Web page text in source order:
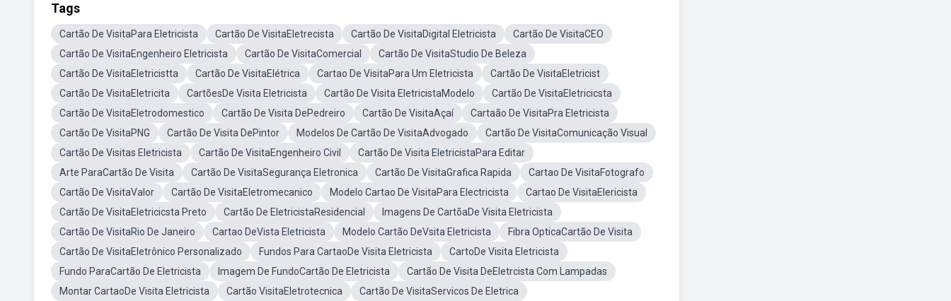
Tags
Cartão De VisitaPara Eletricista Cartão De VisitaEletrecista Cartão De VisitaDigital Eletricista
Cartão De VisitaCEO
Cartão De VisitaEngenheiro Eletricista
Cartão De VisitaComercial
Cartão De VisitaStudio De Beleza
Cartão De VisitaEletricistta
Cartão De VisitaElétrica Cartao De VisitaPara Um Eletricista
Cartão De VisitaEletricist
Cartão De VisitaEletricita
CartõesDe Visita Eletricista Cartão De Visita EletricistaModelo
Cartão De VisitaEletricicsta
Cartão De VisitaEletrodomestico
Cartão De Visita DePedreiro Cartão De VisitaAçaí
Cartaão De VisitaPra Eletricista
Cartão De VisitaPNG
Cartão De Visita DePintor Modelos De Cartão De VisitaAdvogado
Cartão De VisitaComunicação Visual
Cartão De Visitas Eletricista
Cartão De VisitaEngenheiro Civil
Cartão De Visita EletricistaPara Editar
Arte ParaCartão De Visita
Cartão De VisitaSegurança Eletronica Cartão De VisitaGrafica Rapida
Cartao De VisitaFotografo
Cartão De VisitaValor
Cartão De VisitaEletromecanico Modelo Cartao De VisitaPara Electricista
Cartao De VisitaElericista
Cartão De VisitaEletricicsta Preto
Cartão De EletricistaResidencial
Imagens De CartõaDe Visita Eletricista
Cartão De VisitaRio De Janeiro
Cartao DeVista Eletricista Modelo Cartão DeVsita Eletricista
Fibra OpticaCartão De Visita
Cartão De VisitaEletrônico Personalizado
Fundos Para CartaoDe Visita Eletricista
CartoDe Visita Eletricista
Fundo ParaCartão De Eletricista
Imagem De FundoCartão De Eletricista
Cartão De Visita DeEletrcista Com Lampadas
Montar CartaoDe Visita Eletricista
Cartão VisitaEletrotecnica Cartão De VisitaServicos De Eletrica